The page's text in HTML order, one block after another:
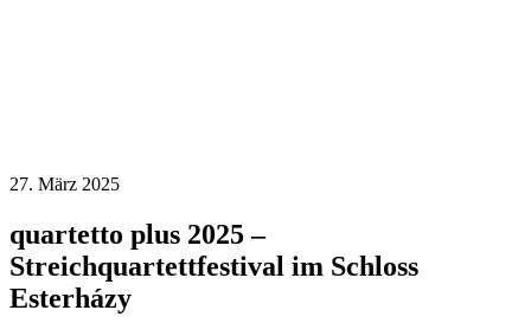
27. März 2025
quartetto plus 2025 –
Streichquartettfestival im Schloss
Esterházy